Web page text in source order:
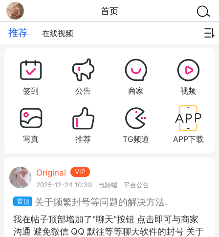
首页
推荐 在线视频
签到 公告 商家 视频
写真 推荐 TG频道 APP下载
Original
VIP
2025-12-24 10:39
电脑端 平台公告
关于频繁封号等问题的解决方法.
我在帖子顶部增加了"聊天"按钮 点击即可与商家
沟通 避免微信 QQ 默往等等聊天软件的封号 关于